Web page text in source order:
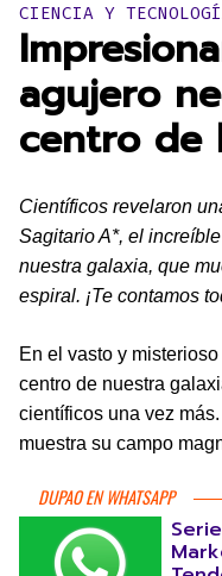
Publicado en:
CIENCIA Y
agujero
centro de
Científicos revelaron
Sagitario A*, el
nuestra galaxia, que
espiral. ¡Te contamos
En el vasto y
centro de nuestra
científicos una vez
muestra su campo
DUPAO EN WHATSAPP